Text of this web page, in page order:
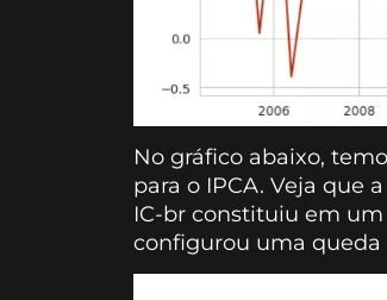
No gráfico abaixo,
para o IPCA. Veja que
IC-br constituiu em
configurou uma